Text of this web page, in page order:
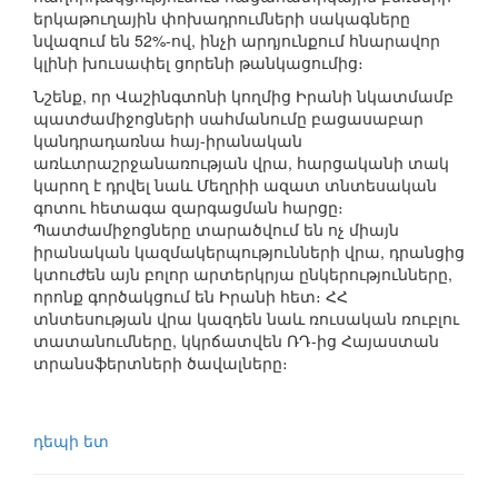
երկաթուղային փոխադրումների սակագները
նվազում են 52%-ով, ինչի արդյունքում հնարավոր
կլինի խուսափել ցորենի թանկացումից։
Նշենք, որ Վաշինգտոնի կողմից Իրանի նկատմամբ
պատժամիջոցների սահմանումը բացասաբար
կանդրադառնա հայ-իրանական
առևտրաշրջանառության վրա, հարցականի տակ
կարող է դրվել նաև Մեղրիի ազատ տնտեսական
գոտու հետագա զարգացման հարցը։
Պատժամիջոցները տարածվում են ոչ միայն
իրանական կազմակերպությունների վրա, դրանցից
կտուժեն այն բոլոր արտերկրյա ընկերությունները,
որոնք գործակցում են Իրանի հետ։ ՀՀ
տնտեսության վրա կազդեն նաև ռուսական ռուբլու
տատանումները, կկրճատվեն ՌԴ-ից Հայաստան
տրանսֆերտների ծավալները։
դեպի ետ